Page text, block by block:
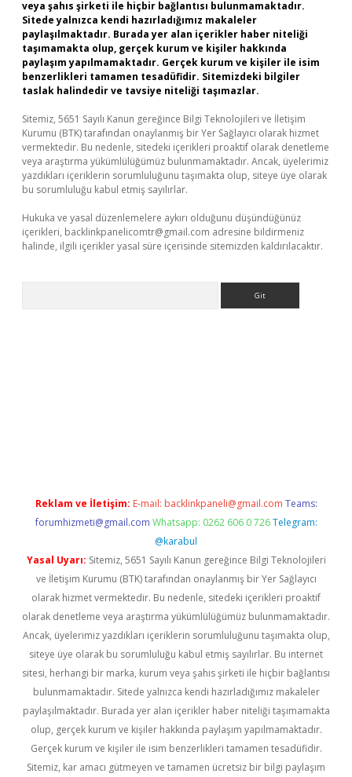
veya şahıs şirketi ile hiçbir bağlantısı bulunmamaktadır.
Sitede yalnızca kendi hazırladığımız makaleler
paylaşılmaktadır. Burada yer alan içerikler haber niteliği
taşımamakta olup, gerçek kurum ve kişiler hakkında
paylaşım yapılmamaktadır. Gerçek kurum ve kişiler ile isim
benzerlikleri tamamen tesadüfidir. Sitemizdeki bilgiler
taslak halindedir ve tavsiye niteliği taşımazlar.
Sitemiz, 5651 Sayılı Kanun gereğince Bilgi Teknolojileri ve İletişim
Kurumu (BTK) tarafından onaylanmış bir Yer Sağlayıcı olarak hizmet
vermektedir. Bu nedenle, sitedeki içerikleri proaktif olarak denetleme
veya araştırma yükümlülüğümüz bulunmamaktadır. Ancak, üyelerimiz
yazdıkları içeriklerin sorumluluğunu taşımakta olup, siteye üye olarak
bu sorumluluğu kabul etmiş sayılırlar.
Hukuka ve yasal düzenlemelere aykırı olduğunu düşündüğünüz
içerikleri, backlinkpanelicomtr@gmail.com adresine bildirmeniz
halinde, ilgili içerikler yasal süre içerisinde sitemizden kaldırılacaktır.
Reklam ve İletişim: E-mail: backlinkpaneli@gmail.com Teams:
forumhizmeti@gmail.com Whatsapp: 0262 606 0 726 Telegram:
@karabul
Yasal Uyarı: Sitemiz, 5651 Sayılı Kanun gereğince Bilgi Teknolojileri
ve İletişim Kurumu (BTK) tarafından onaylanmış bir Yer Sağlayıcı
olarak hizmet vermektedir. Bu nedenle, sitedeki içerikleri proaktif
olarak denetleme veya araştırma yükümlülüğümüz bulunmamaktadır.
Ancak, üyelerimiz yazdıkları içeriklerin sorumluluğunu taşımakta olup,
siteye üye olarak bu sorumluluğu kabul etmiş sayılırlar. Bu internet
sitesi, herhangi bir marka, kurum veya şahıs şirketi ile hiçbir bağlantısı
bulunmamaktadır. Sitede yalnızca kendi hazırladığımız makaleler
paylaşılmaktadır. Burada yer alan içerikler haber niteliği taşımamakta
olup, gerçek kurum ve kişiler hakkında paylaşım yapılmamaktadır.
Gerçek kurum ve kişiler ile isim benzerlikleri tamamen tesadüfidir.
Sitemiz, kar amacı gütmeyen ve tamamen ücretsiz bir bilgi paylaşım